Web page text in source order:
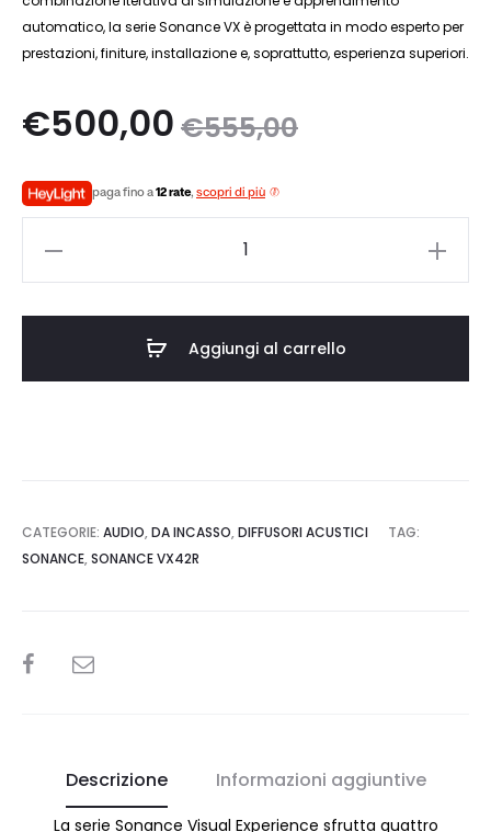
automatico, la serie Sonance VX è progettata in modo esperto per
prestazioni, finiture, installazione e, soprattutto, esperienza superiori.
€555,00
Il
originale
€555,00.
€500,00
paga fino a12 rate, scopri di più
Aggiungi al carrello
CATEGORIE: AUDIO, DA INCASSO, DIFFUSORI ACUSTICI
TAG:
SONANCE, SONANCE VX42R
SHARE
Descrizione Informazioni aggiuntive
La serie Sonance Visual Experience sfrutta quattro